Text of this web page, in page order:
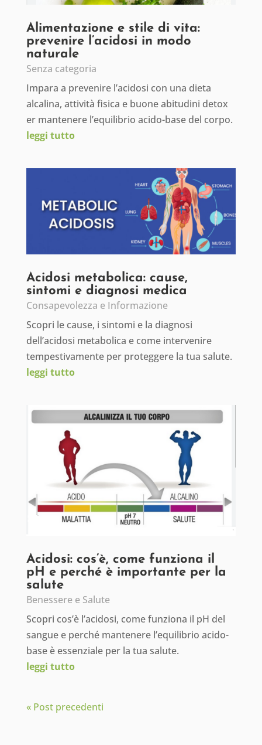
Alimentazione e stile di vita:
prevenire l’acidosi in modo
naturale
Senza categoria
Impara a prevenire l’acidosi con una dieta
alcalina, attività fisica e buone abitudini detox
er mantenere l’equilibrio acido-base del corpo.
leggi tutto
Acidosi metabolica: cause,
sintomi e diagnosi medica
Consapevolezza e Informazione
Scopri le cause, i sintomi e la diagnosi
dell’acidosi metabolica e come intervenire
tempestivamente per proteggere la tua salute.
leggi tutto
Acidosi: cos’è, come funziona il
pH e perché è importante per la
salute
Benessere e Salute
Scopri cos’è l’acidosi, come funziona il pH del
sangue e perché mantenere l’equilibrio acido-
base è essenziale per la tua salute.
leggi tutto
« Post precedenti